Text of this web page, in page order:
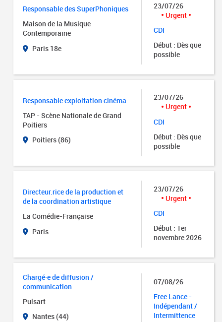
Responsable des SuperPhoniques
Maison de la Musique
Contemporaine
Paris 18e
23/07/26
Urgent
CDI
Début : Dès que
possible
Responsable exploitation cinéma
TAP - Scène Nationale de Grand
Poitiers
Poitiers (86)
23/07/26
Urgent
CDI
Début : Dès que
possible
Directeur.rice de la production et
de la coordination artistique
La Comédie-Française
Paris
23/07/26
Urgent
CDI
Début : 1er
novembre 2026
Chargé·e de diffusion /
communication
Pulsart
Nantes (44)
07/08/26
Free Lance -
Indépendant /
Intermittence